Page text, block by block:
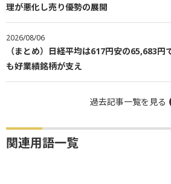
理が悪化し売り優勢の展開
2026/08/06
（まとめ）日経平均は617円安の65,683
も好業績銘柄が支え
過去記事一覧を見る
関連用語一覧